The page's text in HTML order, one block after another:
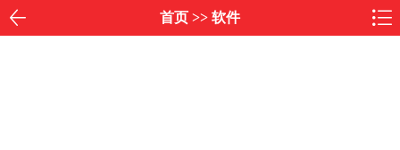
首页>> 软件